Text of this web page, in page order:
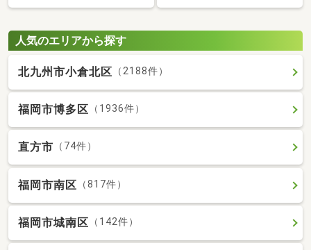
人気のエリアから探す
北九州市小倉北区 （2188件）
福岡市博多区 （1936件）
直方市 （74件）
福岡市南区 （817件）
福岡市城南区 （142件）